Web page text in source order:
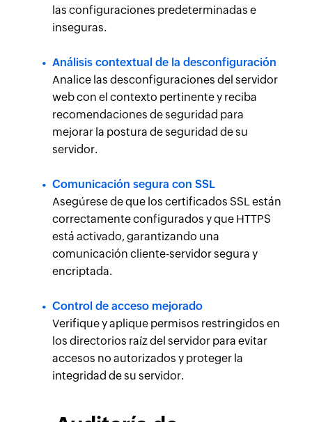
las configuraciones predeterminadas e
inseguras.
Análisis contextual de la desconfiguración
Analice las desconfiguraciones del servidor
web con el contexto pertinente y reciba
recomendaciones de seguridad para
mejorar la postura de seguridad de su
servidor.
Comunicación segura con SSL
Asegúrese de que los certificados SSL están
correctamente configurados y que HTTPS
está activado, garantizando una
comunicación cliente-servidor segura y
encriptada.
Control de acceso mejorado
Verifique y aplique permisos restringidos en
los directorios raíz del servidor para evitar
accesos no autorizados y proteger la
integridad de su servidor.